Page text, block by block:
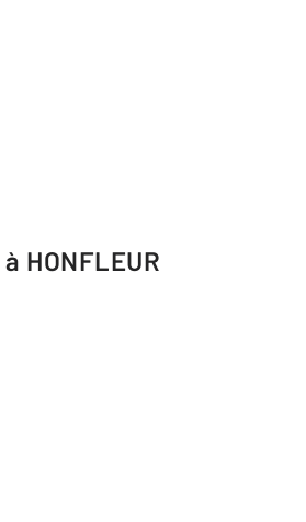
HONFLEUR